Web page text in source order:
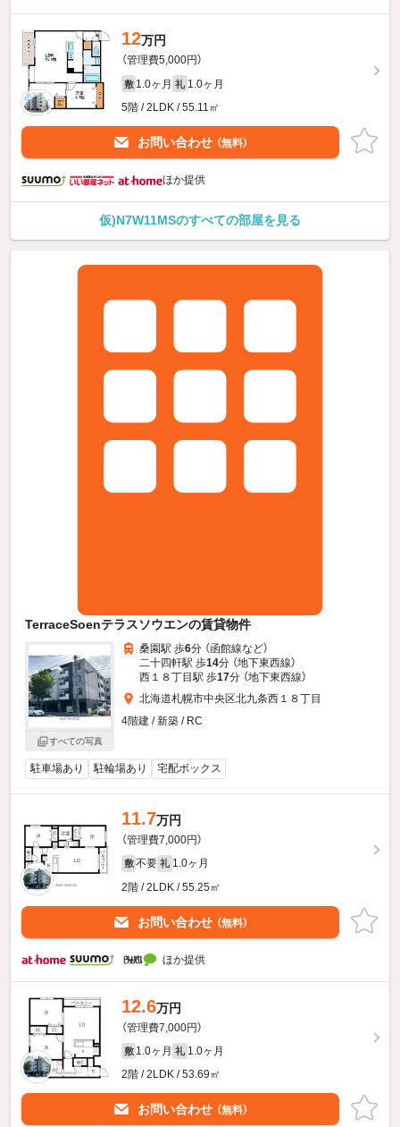
12万円
（管理費5,000円）
敷 1.0ヶ月 礼 1.0ヶ月
5階 / 2LDK / 55.11㎡
お問い合わせ （無料）
ほか提供
仮)N7W11MSのすべての部屋を見る
TerraceSoenテラスソウエンの賃貸物件
すべての写真
桑園駅 歩6分 （函館線など）
二十四軒駅 歩14分 （地下東西線）
西１８丁目駅 歩17分 （地下東西線）
北海道札幌市中央区北九条西１８丁目
4階建 / 新築 / RC
駐車場あり 駐輪場あり 宅配ボックス
11.7万円
（管理費7,000円）
敷 不要 礼 1.0ヶ月
2階 / 2LDK / 55.25㎡
お問い合わせ （無料）
ほか提供
12.6万円
（管理費7,000円）
敷 1.0ヶ月 礼 1.0ヶ月
2階 / 2LDK / 53.69㎡
お問い合わせ （無料）